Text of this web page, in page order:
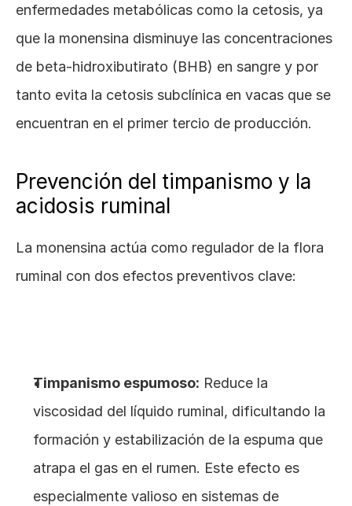
enfermedades metabólicas como la cetosis, ya
que la monensina disminuye las concentraciones
de beta-hidroxibutirato (BHB) en sangre y por
tanto evita la cetosis subclínica en vacas que se
encuentran en el primer tercio de producción.
Prevención del timpanismo y la
acidosis ruminal
La monensina actúa como regulador de la flora
ruminal con dos efectos preventivos clave:
Timpanismo espumoso: Reduce la
viscosidad del líquido ruminal, dificultando la
formación y estabilización de la espuma que
atrapa el gas en el rumen. Este efecto es
especialmente valioso en sistemas de